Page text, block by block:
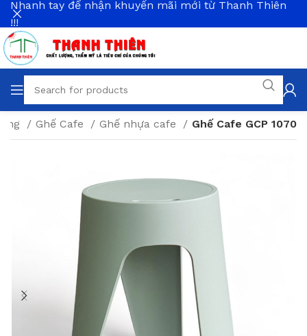
Ghế Cafe Ghế nhựa cafe Ghế Cafe GCP 1070
Nhanh tay để nhận khuyến mãi mới từ Thanh Thiên
!!!